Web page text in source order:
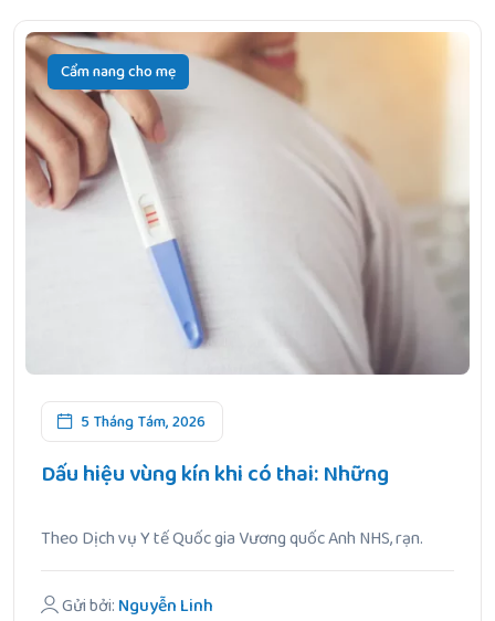
Cẩm nang cho mẹ
5 Tháng Tám, 2026
Dấu hiệu vùng kín khi có thai: Những
Theo Dịch vụ Y tế Quốc gia Vương quốc Anh NHS, rạn.
Gửi bởi: Nguyễn Linh